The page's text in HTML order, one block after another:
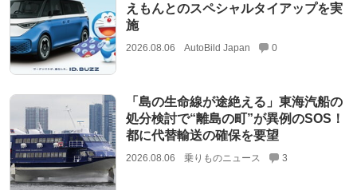
えもんとのスペシャルタイアップを実
施
2026.08.06 AutoBild Japan 0
「島の生命線が途絶える」東海汽船の
処分検討で“離島の町”が異例のSOS！
都に代替輸送の確保を要望
2026.08.06 乗りものニュース 3